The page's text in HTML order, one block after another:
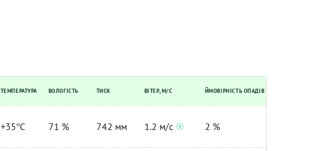
ТЕМПЕРАТУРА ВОЛОГІСТЬ ТИСК ВІТЕР, М/С ЙМОВІРНІСТЬ ОПАДІВ
+35°C 71 % 742 мм 1.2 м/с 2 %